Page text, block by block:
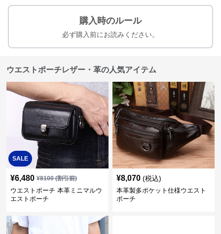
購入時のルール
必ず購入前にお読みください。
ウエストポーチレザー・革の人気アイテム
SALE
¥6,480 ¥8100(割引前)
ウエストポーチ 本革ミニマルウ
エストポーチ
¥8,070 (税込)
本革製多ポケット仕様ウエスト
ポーチ